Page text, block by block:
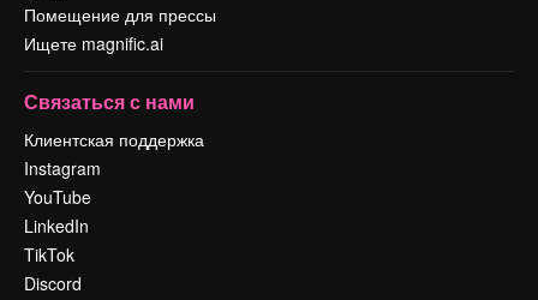
Помещение для прессы
Ищете magnific.ai
Связаться с нами
Клиентская поддержка
Instagram
YouTube
LinkedIn
TikTok
Discord